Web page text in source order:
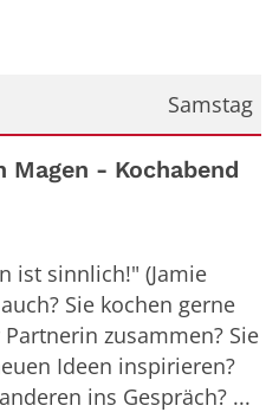
Samstag
Magen - Kochabend
ist sinnlich!" (Jamie
Sie kochen gerne
zusammen? Sie
Ideen inspirieren?
ins Gespräch? ...